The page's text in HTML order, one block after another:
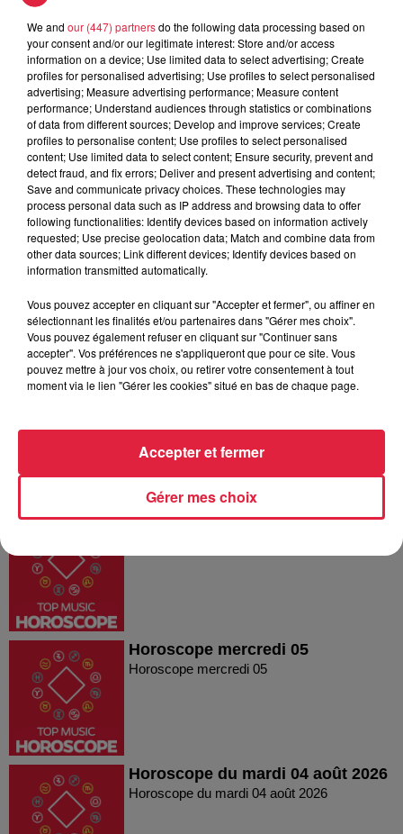
5 août 2026
Europa-Park : des précisons sur
l’après Euro-Mir
Dans la même série
Horoscope du samedi 08 août
Horoscope du samedi 08 août 2026
Horoscope du jeudi 6 août 2026
Horoscope mercredi 05
Horoscope mercredi 05
Horoscope du mardi 04 août 2026
Horoscope du mardi 04 août 2026
We and our (447) partnersdo the following data processing based on
your consent and/or our legitimate interest: Store and/or access
information on a device; Use limited data to select advertising; Create
profiles for personalised advertising; Use profiles to select personalised
advertising; Measure advertising performance; Measure content
performance; Understand audiences through statistics or combinations
of data from different sources; Develop and improve services; Create
profiles to personalise content; Use profiles to select personalised
content; Use limited data to select content; Ensure security, prevent and
detect fraud, and fix errors; Deliver and present advertising and content;
Save and communicate privacy choices. These technologies may
process personal data such as IP address and browsing data to offer
following functionalities: Identify devices based on information actively
requested; Use precise geolocation data; Match and combine data from
other data sources; Link different devices; Identify devices based on
information transmitted automatically.
Vous pouvez accepter en cliquant sur "Accepter et fermer", ou affiner en
sélectionnant les finalités et/ou partenaires dans "Gérer mes choix".
Vous pouvez également refuser en cliquant sur "Continuer sans
accepter". Vos préférences ne s'appliqueront que pour ce site. Vous
pouvez mettre à jour vos choix, ou retirer votre consentement à tout
moment via le lien "Gérer les cookies" situé en bas de chaque page.
Gérer mes choix
Accepter et fermer